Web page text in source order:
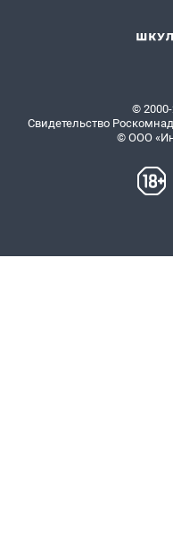
©
Свидетельство
© ООО